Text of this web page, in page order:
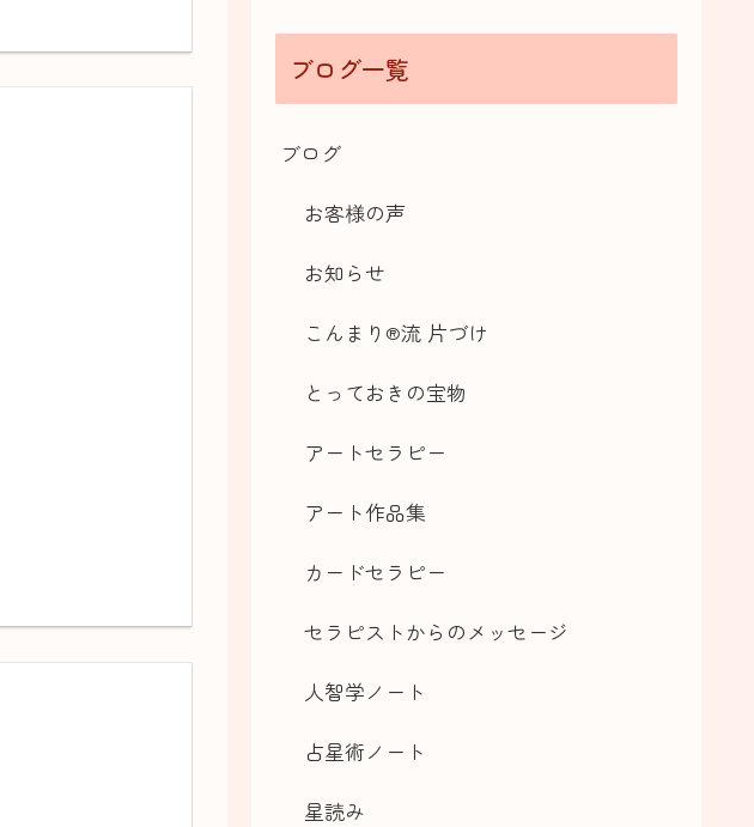
ブログ一覧
ブログ
お客様の声
お知らせ
こんまり®流 片づけ
とっておきの宝物
アートセラピー
アート作品集
カードセラピー
セラピストからのメッセージ
人智学ノート
占星術ノート
星読み